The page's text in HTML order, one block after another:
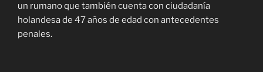
un rumano que también cuenta con ciudadanía
holandesa de 47 años de edad con antecedentes
penales.